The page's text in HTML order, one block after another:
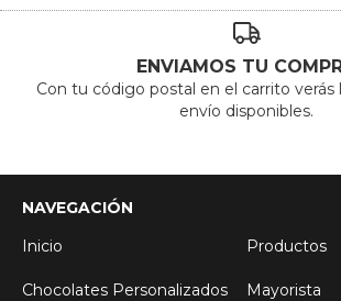
ENVIAMOS TU
Con tu código postal en el carrito verás
envío disponibles.
NAVEGACIÓN
Inicio
Productos
Chocolates Personalizados Mayorista